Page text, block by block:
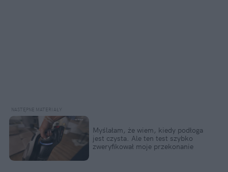
Myślałam, że wiem, kiedy podłoga
jest czysta. Ale ten test szybko
zweryfikował moje przekonanie